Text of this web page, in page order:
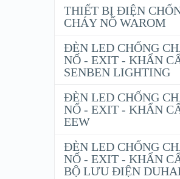
THIẾT BỊ ĐIỆN
CHÁY NỔ WAROM
ĐÈN LED CHỐNG
NỔ - EXIT - KHẨN
SENBEN LIGHTING
ĐÈN LED CHỐNG
NỔ - EXIT - KHẨN
EEW
ĐÈN LED CHỐNG
NỔ - EXIT - KHẨN
BỘ LƯU ĐIỆN